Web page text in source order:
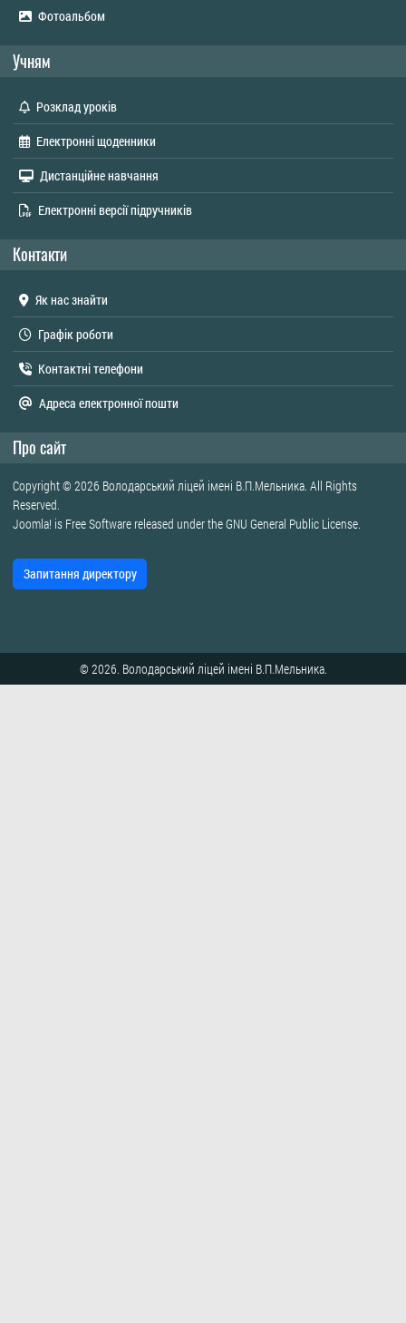
Фотоальбом
Учням
Розклад уроків
Електронні щоденники
Дистанційне навчання
Електронні версії підручників
Контакти
Як нас знайти
Графік роботи
Контактні телефони
Адреса електронної пошти
Про сайт
Copyright © 2026 Володарський ліцей імені В.П.Мельника. All Rights
Reserved.
Joomla! is Free Software released under theGNU General Public License.
Запитання директору
© 2026. Володарський ліцей імені В.П.Мельника.